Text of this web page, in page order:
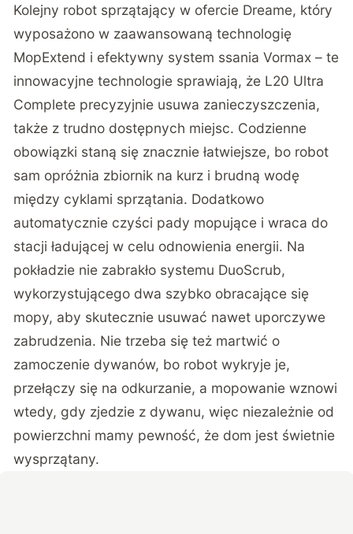
Kolejny robot sprzątający w ofercie Dreame, który
wyposażono w zaawansowaną technologię
MopExtend i efektywny system ssania Vormax – te
innowacyjne technologie sprawiają, że L20 Ultra
Complete precyzyjnie usuwa zanieczyszczenia,
także z trudno dostępnych miejsc. Codzienne
obowiązki staną się znacznie łatwiejsze, bo robot
sam opróżnia zbiornik na kurz i brudną wodę
między cyklami sprzątania. Dodatkowo
automatycznie czyści pady mopujące i wraca do
stacji ładującej w celu odnowienia energii. Na
pokładzie nie zabrakło systemu DuoScrub,
wykorzystującego dwa szybko obracające się
mopy, aby skutecznie usuwać nawet uporczywe
zabrudzenia. Nie trzeba się też martwić o
zamoczenie dywanów, bo robot wykryje je,
przełączy się na odkurzanie, a mopowanie wznowi
wtedy, gdy zjedzie z dywanu, więc niezależnie od
powierzchni mamy pewność, że dom jest świetnie
wysprzątany.